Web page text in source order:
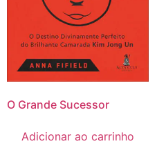
O Grande Sucessor
Adicionar ao carrinho